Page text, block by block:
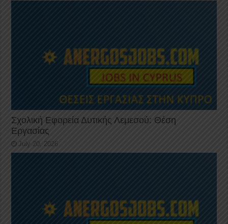
Σχολική Εφορεία Δυτικής Λεμεσού: Θέση
Εργασίας
July 20, 2026